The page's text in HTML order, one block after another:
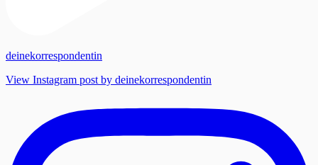
deinekorrespondentin
View Instagram post by deinekorrespondentin